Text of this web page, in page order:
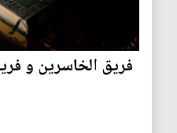
فريق الخاسرين و